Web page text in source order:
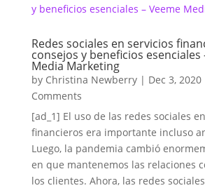
Redes sociales en servicios
consejos y beneficios esenciales
Media Marketing
by Christina Newberry| Dec 3, 2020
Comments
[ad_1] El uso de las redes sociales
financieros era importante incluso
Luego, la pandemia cambió
en que mantenemos las relaciones
los clientes. Ahora, las redes